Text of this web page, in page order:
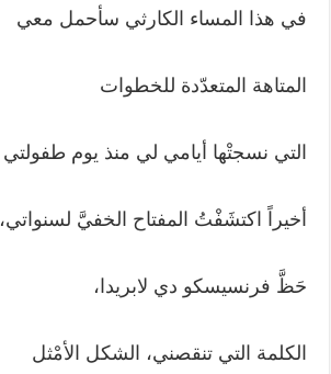
في هذا المساء الكارثي سأحمل معي
المتاهة المتعدّدة للخطوات
التي نسجتْها أيامي لي منذ يوم طفولتي
أخيراً اكتشَفْتُ المفتاح الخفيَّ لسنواتي،
حَظَّ فرنسيسكو دي لابريدا،
الكلمة التي تنقصني، الشكل الأمْثل